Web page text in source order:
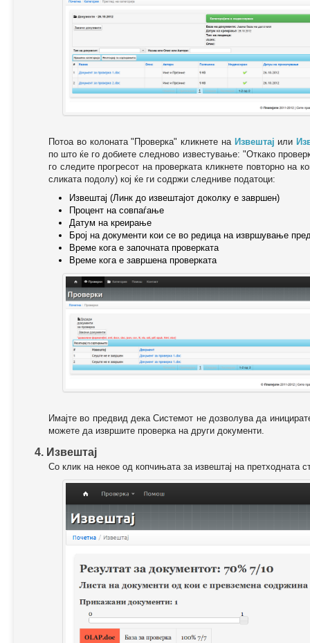
Потоа во колоната "Проверка" кликнете на Извештај или
по што ќе го добиете следново известување: "Oткако
го следите прогресот на проверката кликнете повторно на
сликата подолу) кој ќе ги содржи следниве податоци:
Извештај (Линк до извештајот доколку е завршен)
Процент на совпаѓање
Датум на креирање
Број на документи кои се во редица на извршување
Време кога е започната проверката
Време кога е завршена проверката
Имајте во предвид дека Системот не дозволува да
можете да извршите проверка на други документи.
4. Извештај
Со клик на некое од копчињата за извештај на претходната